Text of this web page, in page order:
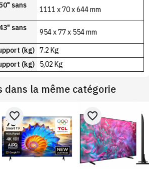
sans
1111 x 70 x 644 mm
sans
954 x 77 x 554 mm
(kg) 7.2 Kg
(kg)
5,02 Kg
la même catégorie
favorite_border favorite_border